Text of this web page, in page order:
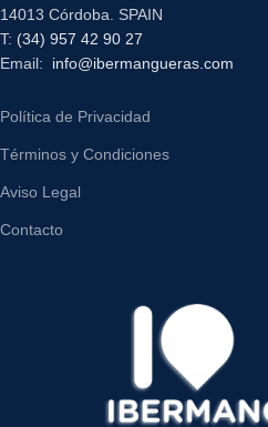
14013 Córdoba. SPAIN
T: (34) 957 42 90 27
Email: info@ibermangueras.com
Política de Privacidad
Términos y Condiciones
Aviso Legal
Contacto